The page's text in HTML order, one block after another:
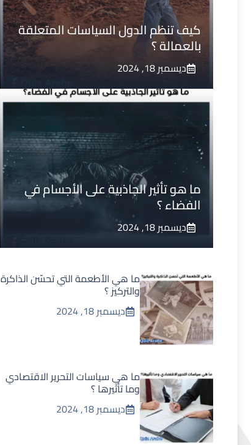
كيف تنظم الدول السياسات المتعلقة
بالعمالة ؟
ديسمبر 18, 2024
ما هو تأثير الجاذبية على الأجسام في
الفضاء ؟
ديسمبر 18, 2024
ما هي الأطعمة التي تحسّن الذاكرة
والتركيز ؟
ديسمبر 18, 2024
ما هي سياسات التحرير الاقتصادي
وما تأثيرها ؟
ديسمبر 18, 2024